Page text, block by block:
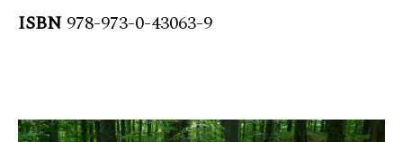
ISBN 978-973-0-43063-9